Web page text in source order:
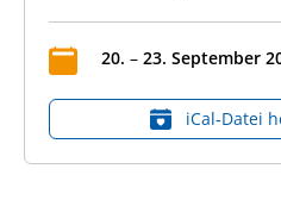
20. – 23. September
iCal‑Datei